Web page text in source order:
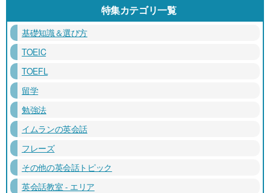
特集カテゴリ一覧
基礎知識＆選び方
TOEIC
TOEFL
留学
勉強法
イムランの英会話
フレーズ
その他の英会話トピック
英会話教室 - エリア